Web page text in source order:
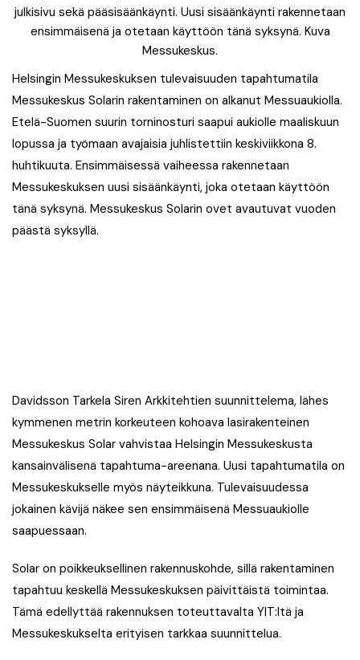
julkisivu sekä pääsisäänkäynti. Uusi sisäänkäynti rakennetaan
ensimmäisenä ja otetaan käyttöön tänä syksynä. Kuva
Messukeskus.
Helsingin Messukeskuksen tulevaisuuden tapahtumatila
Messukeskus Solarin rakentaminen on alkanut Messuaukiolla.
Etelä-Suomen suurin torninosturi saapui aukiolle maaliskuun
lopussa ja työmaan avajaisia juhlistettiin keskiviikkona 8.
huhtikuuta. Ensimmäisessä vaiheessa rakennetaan
Messukeskuksen uusi sisäänkäynti, joka otetaan käyttöön
tänä syksynä. Messukeskus Solarin ovet avautuvat vuoden
päästä syksyllä.
Davidsson Tarkela Siren Arkkitehtien suunnittelema, lähes
kymmenen metrin korkeuteen kohoava lasirakenteinen
Messukeskus Solar vahvistaa Helsingin Messukeskusta
kansainvälisenä tapahtuma-areenana. Uusi tapahtumatila on
Messukeskukselle myös näyteikkuna. Tulevaisuudessa
jokainen kävijä näkee sen ensimmäisenä Messuaukiolle
saapuessaan.
Solar on poikkeuksellinen rakennuskohde, sillä rakentaminen
tapahtuu keskellä Messukeskuksen päivittäistä toimintaa.
Tämä edellyttää rakennuksen toteuttavalta YIT:ltä ja
Messukeskukselta erityisen tarkkaa suunnittelua.